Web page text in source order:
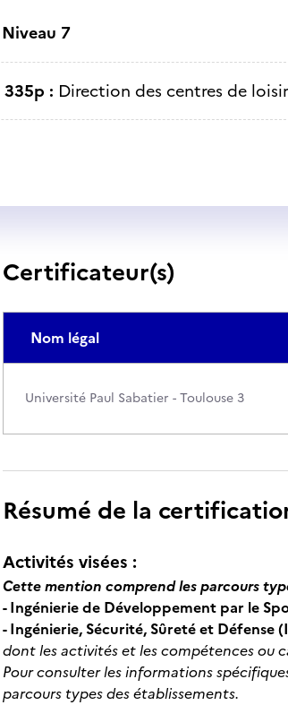
Niveau 7
335p : Direction des centres de
Certificateur(s)
Nom légal
Université Paul Sabatier - Toulouse 3
Résumé de la
Activités visées :
Cette mention comprend les parcours
- Ingénierie de Développement par le
- Ingénierie, Sécurité, Sûreté et Défense
dont les activités et les compétences ou
Pour consulter les informations
parcours types des établissements.